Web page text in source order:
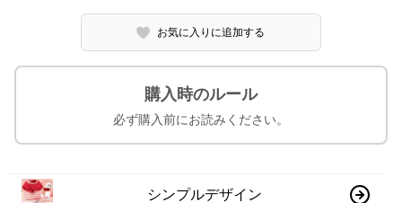
お気に入りに追加する
購入時のルール
必ず購入前にお読みください。
シンプルデザイン